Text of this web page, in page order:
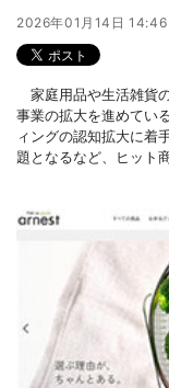
2026年01月14日 14:46
家庭用品や生活雑貨
事業の拡大を進めてい
ィングの認知拡大に着
題となるなど、ヒット